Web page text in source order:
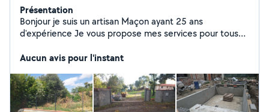
Présentation
Bonjour je suis un artisan Maçon ayant 25 ans
d'expérience Je vous propose mes services pour tous
dallage, création d' ouverture dans des mur porteurs
un travail propre et soigné N'hésitez pas à me contacter
pour en savoir plus je répondrai à tout type de
demandes
Aucun avis pour l'instant